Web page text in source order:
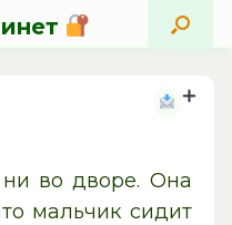
во дворе. Она
мальчик сидит